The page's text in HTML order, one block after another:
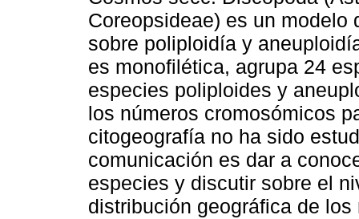
Coreopsideae) es un modelo
sobre poliploidía y
es monofilética, agrupa 24
especies poliploides y
los números cromosómicos
citogeografía no ha sido
comunicación es dar a
especies y discutir sobre el
distribución geográfica de